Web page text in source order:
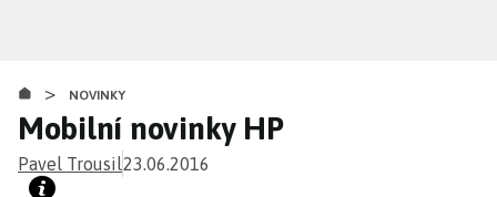
obsahu
> NOVINKY
Mobilní novinky HP
Pavel Trousil23.06.2016